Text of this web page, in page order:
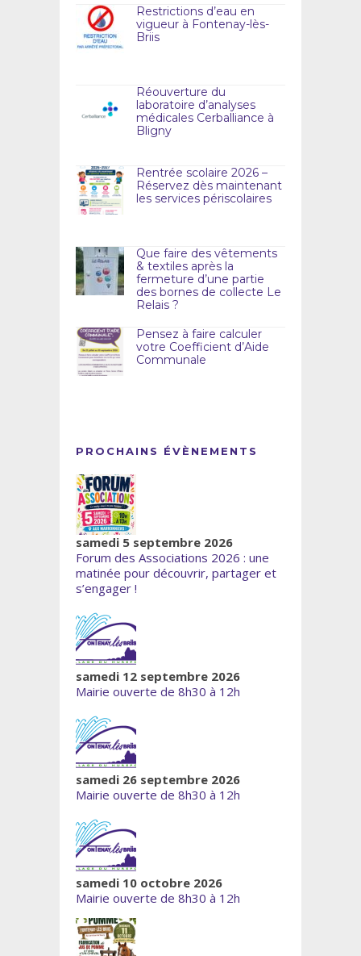
Restrictions d’eau en
vigueur à Fontenay-lès-
Briis
Réouverture du
laboratoire d’analyses
médicales Cerballiance à
Bligny
Rentrée scolaire 2026 –
Réservez dès maintenant
les services périscolaires
Que faire des vêtements
& textiles après la
fermeture d’une partie
des bornes de collecte Le
Relais ?
Pensez à faire calculer
votre Coefficient d’Aide
Communale
PROCHAINS ÉVÈNEMENTS
samedi 5 septembre 2026
Forum des Associations 2026 : une
matinée pour découvrir, partager et
s’engager !
samedi 12 septembre 2026
Mairie ouverte de 8h30 à 12h
samedi 26 septembre 2026
Mairie ouverte de 8h30 à 12h
samedi 10 octobre 2026
Mairie ouverte de 8h30 à 12h